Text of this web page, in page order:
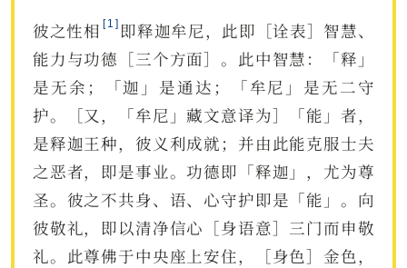
彼之性相 1
即释迦牟尼，此即［诠表］智慧、
能力与功德［三个方面］。此中智慧：「释」
是无余；「迦」是通达；「牟尼」是无二守
护。［又，「牟尼」藏文意译为］「能」者，
是释迦王种，彼义利成就；并由此能克服士夫
之恶者，即是事业。功德即「释迦」，尤为尊
圣。彼之不共身、语、心守护即是「能」。向
彼敬礼，即以清净信心［身语意］三门而申敬
礼。此尊佛于中央座上安住，［身色］金色，